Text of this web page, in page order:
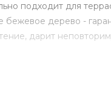
подходит для
дерево -
дарит